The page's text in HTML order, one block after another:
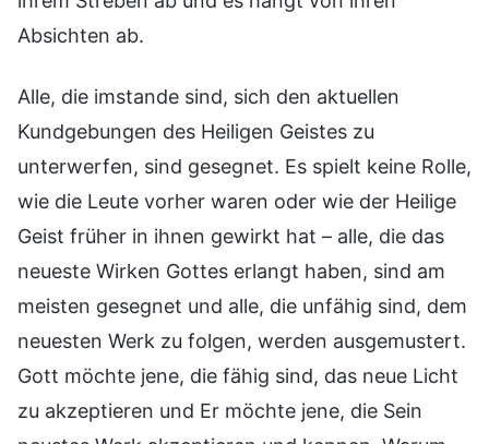
Absichten ab.
Alle, die imstande sind, sich den aktuellen
Kundgebungen des Heiligen Geistes zu
unterwerfen, sind gesegnet. Es spielt keine Rolle,
wie die Leute vorher waren oder wie der Heilige
Geist früher in ihnen gewirkt hat – alle, die das
neueste Wirken Gottes erlangt haben, sind am
meisten gesegnet und alle, die unfähig sind, dem
neuesten Werk zu folgen, werden ausgemustert.
Gott möchte jene, die fähig sind, das neue Licht
zu akzeptieren und Er möchte jene, die Sein